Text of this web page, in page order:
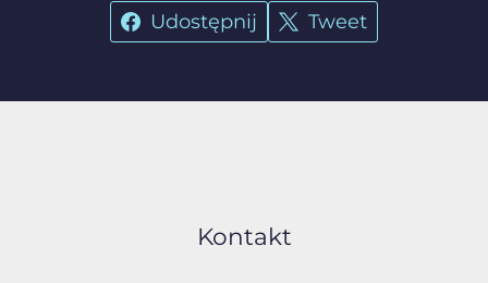
Udostępnij Tweet
Kontakt